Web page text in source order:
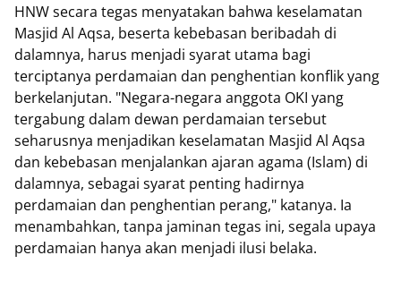
HNW secara tegas menyatakan bahwa keselamatan
Masjid Al Aqsa, beserta kebebasan beribadah di
dalamnya, harus menjadi syarat utama bagi
terciptanya perdamaian dan penghentian konflik yang
berkelanjutan. "Negara-negara anggota OKI yang
tergabung dalam dewan perdamaian tersebut
seharusnya menjadikan keselamatan Masjid Al Aqsa
dan kebebasan menjalankan ajaran agama (Islam) di
dalamnya, sebagai syarat penting hadirnya
perdamaian dan penghentian perang," katanya. Ia
menambahkan, tanpa jaminan tegas ini, segala upaya
perdamaian hanya akan menjadi ilusi belaka.